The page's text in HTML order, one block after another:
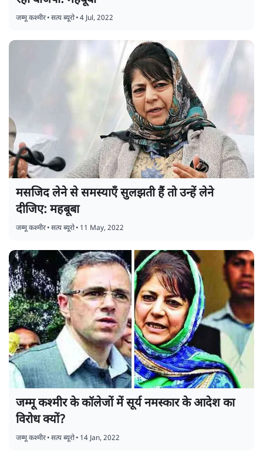
जम्मू कश्मीर•सत्य ब्यूरो•4 Jul, 2022
मसजिद लेने से समस्याएँ सुलझती हैं तो उन्हें लेने
दीजिए: महबूबा
जम्मू कश्मीर•सत्य ब्यूरो• 11 May, 2022
जम्मू कश्मीर के कॉलेजों में सूर्य नमस्कार के आदेश का
विरोध क्यों?
जम्मू कश्मीर•सत्य ब्यूरो• 14 Jan, 2022